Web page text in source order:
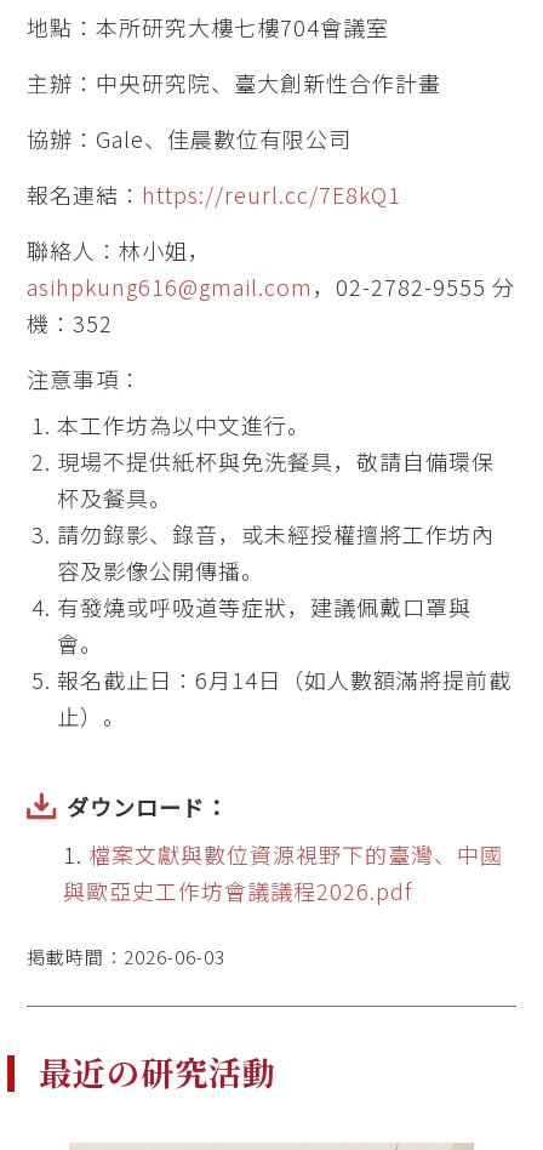
地點：本所研究大樓七樓704會議室
主辦：中央研究院、臺大創新性合作計畫
協辦：Gale、佳晨數位有限公司
報名連結： https://reurl.cc/7E8kQ1
聯絡人：林小姐，
asihpkung616@gmail.com，02-2782-9555 分
機：352
注意事項：
本工作坊為以中文進行。
現場不提供紙杯與免洗餐具，敬請自備環保
杯及餐具。
請勿錄影、錄音，或未經授權擅將工作坊內
容及影像公開傳播。
有發燒或呼吸道等症狀，建議佩戴口罩與
會。
報名截止日：6月14日（如人數額滿將提前截
止）。
ダウンロード：
檔案文獻與數位資源視野下的臺灣、中國
與歐亞史工作坊會議議程2026.pdf
掲載時間：2026-06-03
最近の研究活動